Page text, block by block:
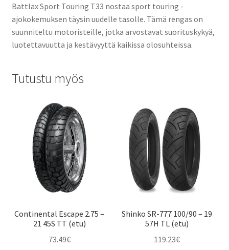
Battlax Sport Touring T33 nostaa sport touring -
ajokokemuksen täysin uudelle tasolle. Tämä rengas on
suunniteltu motoristeille, jotka arvostavat suorituskykyä,
luotettavuutta ja kestävyyttä kaikissa olosuhteissa.
Tutustu myös
Continental Escape 2.75 –
21 45S TT (etu)
73.49€
Shinko SR-777 100/90 – 19
57H TL (etu)
119.23€